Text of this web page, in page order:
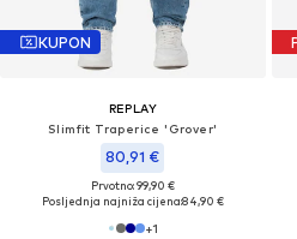
KUPON
REPLAY
Slimfit Traperice 'Grover'
80,91 €
Prvotno: 99,90 €
Posljednja najniža cijena:84,90 €
+1